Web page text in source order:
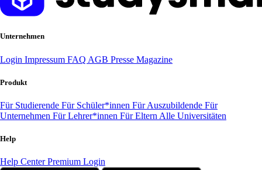
Unternehmen
Login Impressum FAQ AGB Presse Magazine
Produkt
Für Studierende Für Schüler*innen Für Auszubildende Für
Unternehmen Für Lehrer*innen Für Eltern Alle Universitäten
Help
Help CenterPremium Login